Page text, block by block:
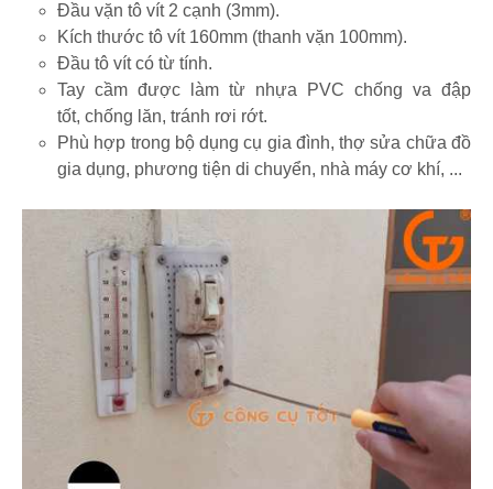
Đầu vặn tô vít 2 cạnh (3mm).
Kích thước tô vít 160mm (thanh vặn 100mm).
Đầu tô vít có từ tính.
Tay cầm được làm từ nhựa PVC chống va đập
tốt, chống lăn, tránh rơi rớt.
Phù hợp trong bộ dụng cụ gia đình, thợ sửa chữa đồ
gia dụng, phương tiện di chuyển, nhà máy cơ khí, ...